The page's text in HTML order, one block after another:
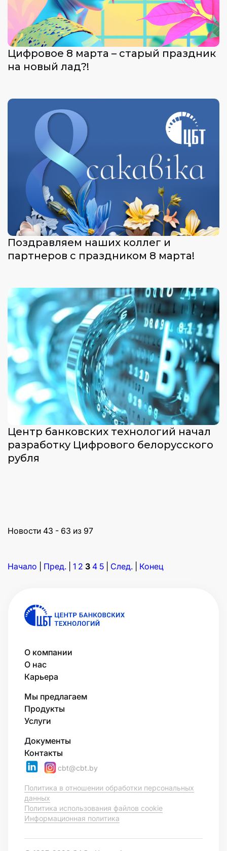
Цифровое 8 марта – старый праздник
на новый лад?!
Поздравляем наших коллег и
партнеров с праздником 8 марта!
Центр банковских технологий начал
разработку Цифрового белорусского
рубля
Новости 43 - 63 из 97
Начало Пред. 1 2 3 4 5 След. Конец
О компании
О нас
Карьера
Мы предлагаем
Продукты
Услуги
Документы
Контакты
cbt@cbt.by
Политика в отношении обработки персональных
данных
Политика использования файлов cookie
Информационная политика